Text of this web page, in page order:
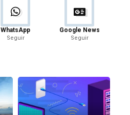
WhatsApp
Seguir
Google News
Seguir